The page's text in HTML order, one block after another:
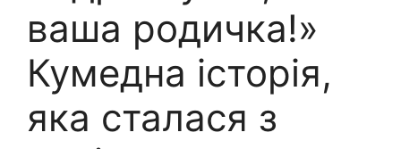
ваша родичка!»
Кумедна історія,
яка сталася з